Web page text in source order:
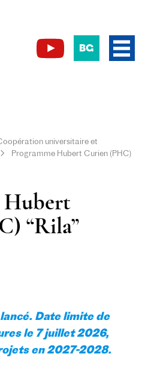
BG
universitaire et
Programme Hubert Curien (PHC)
Hubert
“Rila”
Date limite de
le 7 juillet 2026,
en 2027-2028.